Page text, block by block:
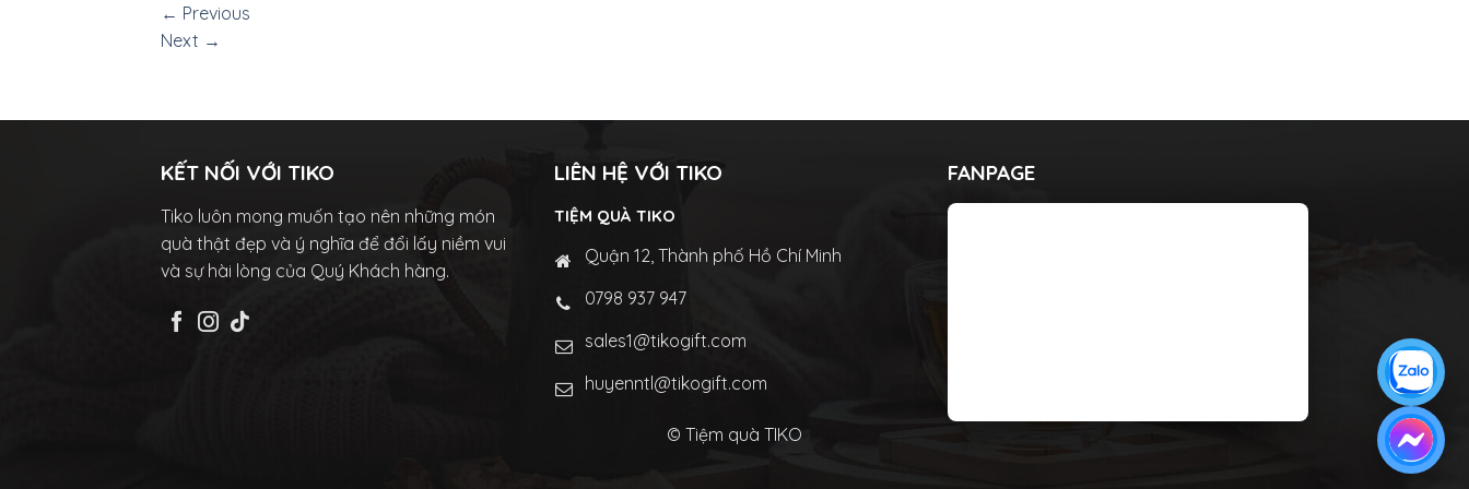
← Previous
Next →
KẾT NỐI VỚI TIKO
Tiko luôn mong muốn tạo nên những món
quà thật đẹp và ý nghĩa để đổi lấy niềm vui
và sự hài lòng của Quý Khách hàng.
LIÊN HỆ VỚI TIKO
TIỆM QUÀ TIKO
Quận 12, Thành phố Hồ Chí Minh
0798 937 947
sales1@tikogift.com
huyenntl@tikogift.com
FANPAGE
© Tiệm quà TIKO